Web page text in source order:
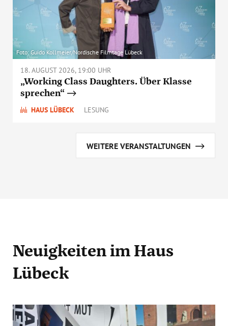
Foto: Guido Kollmeier/Nordische Filmtage Lübeck
18. AUGUST 2026, 19:00 UHR
„Working Class Daughters. Über Klasse
sprechen“
HAUS LÜBECK LESUNG
WEITERE VERANSTALTUNGEN
Neuigkeitenim Haus
Lübeck